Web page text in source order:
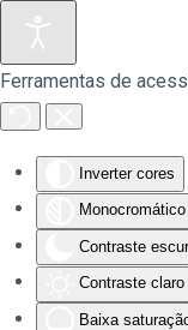
Ferramentas de
Inverter cores
Monocromático
Contraste
Contraste claro
Baixa
Saltar para o